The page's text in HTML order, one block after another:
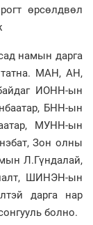
өрсөлдвөл
намын дарга
татна. МАН, АН,
ИОНН-ын
БНН-ын
МУНН-ын
Зон олны
Л.Гүндалай,
ШИНЭН-ын
дарга нар
болно.